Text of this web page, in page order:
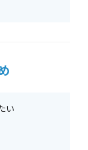
い